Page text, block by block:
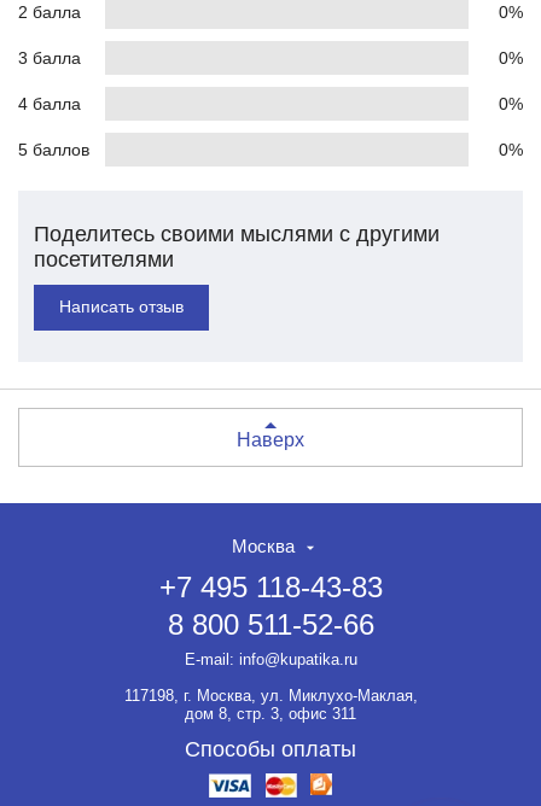
НЕТ СКИДКИ НА ТОВАР?!
ОФОРМЛЯЙТЕ ЗАКАЗ И
ВЫ ПОЛУЧИТЕ ЕЁ ДО 20%
Если товар не участвует ни в
какой акции, оформляйте
заказ и мы предоставим на
него скидку до 20%.
2 балла 0%
3 балла 0%
4 балла 0%
5 баллов 0%
Поделитесь своими мыслями с другими
посетителями
Написать отзыв
Наверх
Москва
+7 495 118-43-83
8 800 511-52-66
E-mail: info@kupatika.ru
117198, г. Москва, ул. Миклухо-Маклая,
дом 8, стр. 3, офис 311
Способы оплаты